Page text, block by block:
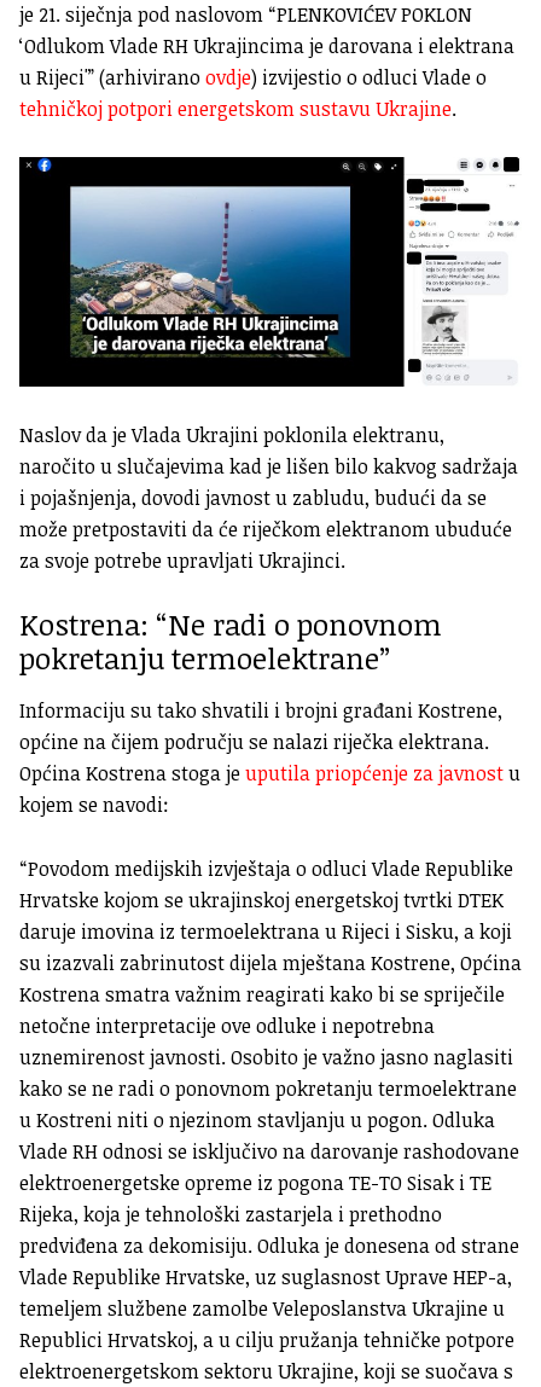
je 21. siječnja pod naslovom “PLENKOVIĆEV POKLON
‘Odlukom Vlade RH Ukrajincima je darovana i elektrana
u Rijeci'” (arhiviranoovdje) izvijestio o odluci Vlade o
tehničkoj potpori energetskom sustavu Ukrajine.
Naslov da je Vlada Ukrajini poklonila elektranu,
naročito u slučajevima kad je lišen bilo kakvog sadržaja
i pojašnjenja, dovodi javnost u zabludu, budući da se
može pretpostaviti da će riječkom elektranom ubuduće
za svoje potrebe upravljati Ukrajinci.
Kostrena: “Ne radi o ponovnom
pokretanju termoelektrane”
Informaciju su tako shvatili i brojni građani Kostrene,
općine na čijem području se nalazi riječka elektrana.
Općina Kostrena stoga jeuputila priopćenje za javnostu
kojem se navodi:
“Povodom medijskih izvještaja o odluci Vlade Republike
Hrvatske kojom se ukrajinskoj energetskoj tvrtki DTEK
daruje imovina iz termoelektrana u Rijeci i Sisku, a koji
su izazvali zabrinutost dijela mještana Kostrene, Općina
Kostrena smatra važnim reagirati kako bi se spriječile
netočne interpretacije ove odluke i nepotrebna
uznemirenost javnosti. Osobito je važno jasno naglasiti
kako se ne radi o ponovnom pokretanju termoelektrane
u Kostreni niti o njezinom stavljanju u pogon. Odluka
Vlade RH odnosi se isključivo na darovanje rashodovane
elektroenergetske opreme iz pogona TE-TO Sisak i TE
Rijeka, koja je tehnološki zastarjela i prethodno
predviđena zadekomisiju. Odluka je donesena od strane
Vlade Republike Hrvatske, uz suglasnost Uprave HEP-a,
temeljem službene zamolbe Veleposlanstva Ukrajine u
Republici Hrvatskoj, a u cilju pružanja tehničke potpore
elektroenergetskom sektoru Ukrajine, koji se suočava s